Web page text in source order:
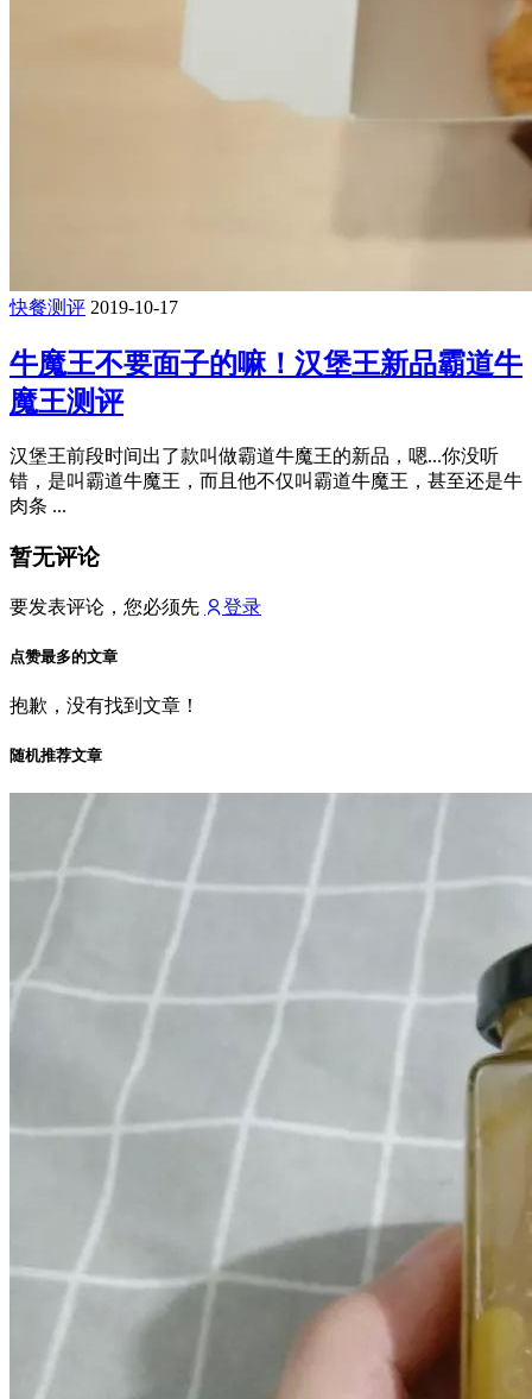
快餐测评 2019-10-17
牛魔王不要面子的嘛！汉堡王新品霸道牛
魔王测评
汉堡王前段时间出了款叫做霸道牛魔王的新品，嗯...你没听
错，是叫霸道牛魔王，而且他不仅叫霸道牛魔王，甚至还是牛
肉条 ...
暂无评论
要发表评论，您必须先 登录
点赞最多的文章
抱歉，没有找到文章！
随机推荐文章